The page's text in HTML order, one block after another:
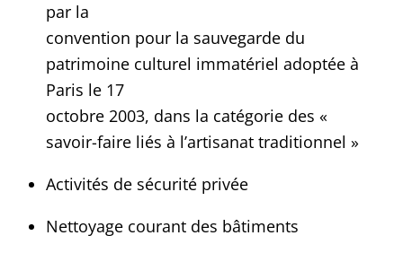
par la
convention pour la sauvegarde du
patrimoine culturel immatériel adoptée à
Paris le 17
octobre 2003, dans la catégorie des «
savoir-faire liés à l’artisanat traditionnel »
Activités de sécurité privée
Nettoyage courant des bâtiments